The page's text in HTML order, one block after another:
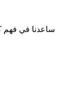
ساعدنا في فهم